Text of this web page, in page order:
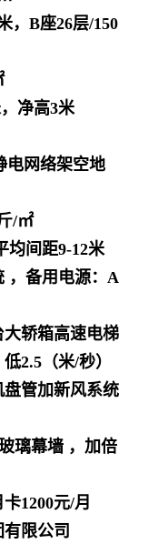
，B座26层/150
净高3米
电网络架空地
/㎡
均间距9-12米
，备用电源：A
大轿箱高速电梯
2.5（米/秒）
盘管加新风系统
璃幕墙 ，加倍
1200元/月
有限公司